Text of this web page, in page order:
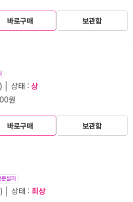
바로구매 보관함
│ 상태 : 상
원
바로구매 보관함
문셀러
│ 상태 : 최상